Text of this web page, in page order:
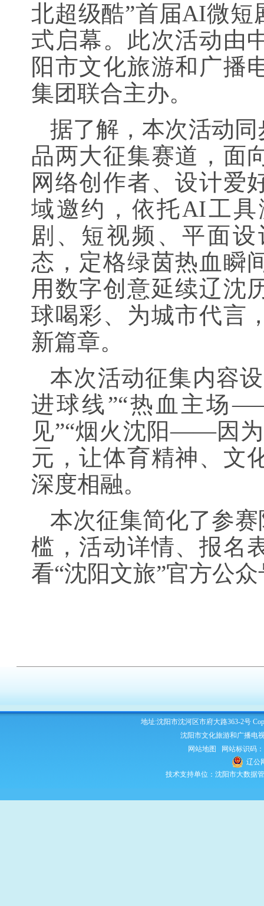
北超级酷”首届AI微短
式启幕。此次活动由
阳市文化旅游和广播
集团联合主办。
据了解，本次活动
品两大征集赛道，面
网络创作者、设计爱
域邀约，依托AI工
剧、短视频、平面
态，定格绿茵热血瞬
用数字创意延续辽沈
球喝彩、为城市代言
新篇章。
本次活动征集内容
进球线”“热血主场
见”“烟火沈阳——因
元，让体育精神、文
深度相融。
本次征集简化了参
槛，活动详情、报名
看“沈阳文旅”官方公
地址:沈阳市沈河区市府大路363-2号
沈阳市文化旅游和广播电
网站地图
网站标识码
辽公
技术支持单位：沈阳市大数据